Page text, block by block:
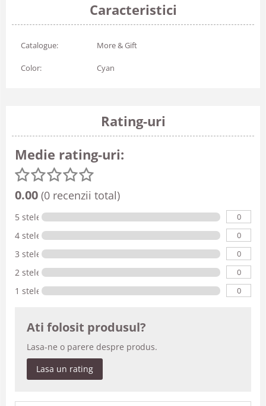
Caracteristici
Catalogue: More & Gift
Color: Cyan
Rating-uri
Medie rating-uri:
0.00 (0 recenzii total)
5 stele 0
4 stele 0
3 stele 0
2 stele 0
1 stele 0
Ati folosit produsul?
Lasa-ne o parere despre produs.
Lasa un rating